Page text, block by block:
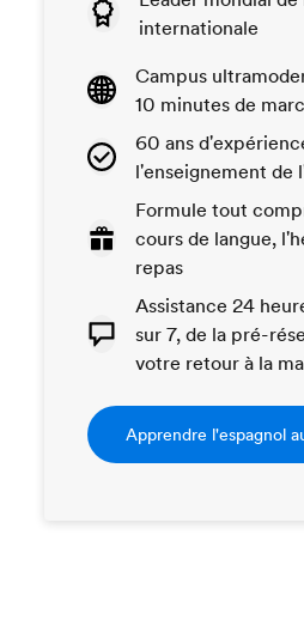
internationale
Campus
10 minutes de
60 ans
l'enseignement de
Formule tout
cours de langue,
repas
Assistance 24
sur 7, de la pré-
votre retour à la
Apprendre l'espagnol